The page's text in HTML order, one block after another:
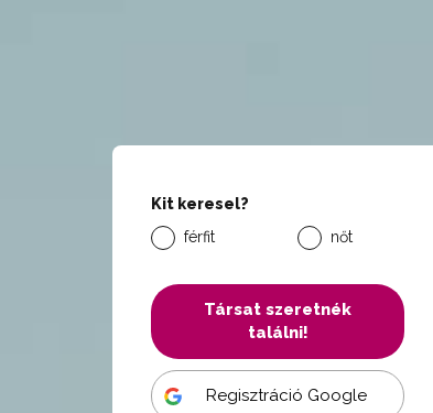
Kit keresel?
férfit
nőt
Társat szeretnék
találni!
Regisztráció Google